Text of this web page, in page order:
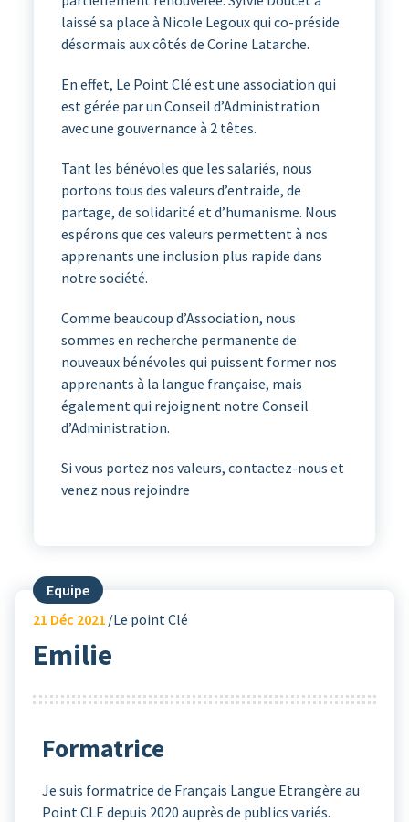
laissé sa place à Nicole Legoux qui co-préside
désormais aux côtés de Corine Latarche.
En effet, Le Point Clé est une association qui
est gérée par un Conseil d’Administration
avec une gouvernance à 2 têtes.
Tant les bénévoles que les salariés, nous
portons tous des valeurs d’entraide, de
partage, de solidarité et d’humanisme. Nous
espérons que ces valeurs permettent à nos
apprenants une inclusion plus rapide dans
notre société.
Comme beaucoup d’Association, nous
sommes en recherche permanente de
nouveaux bénévoles qui puissent former nos
apprenants à la langue française, mais
également qui rejoignent notre Conseil
d’Administration.
Si vous portez nos valeurs, contactez-nous et
venez nous rejoindre
Equipe
21 Déc 2021 Le point Clé
Emilie
Formatrice
Je suis formatrice de Français Langue Etrangère au
Point CLE depuis 2020 auprès de publics variés.